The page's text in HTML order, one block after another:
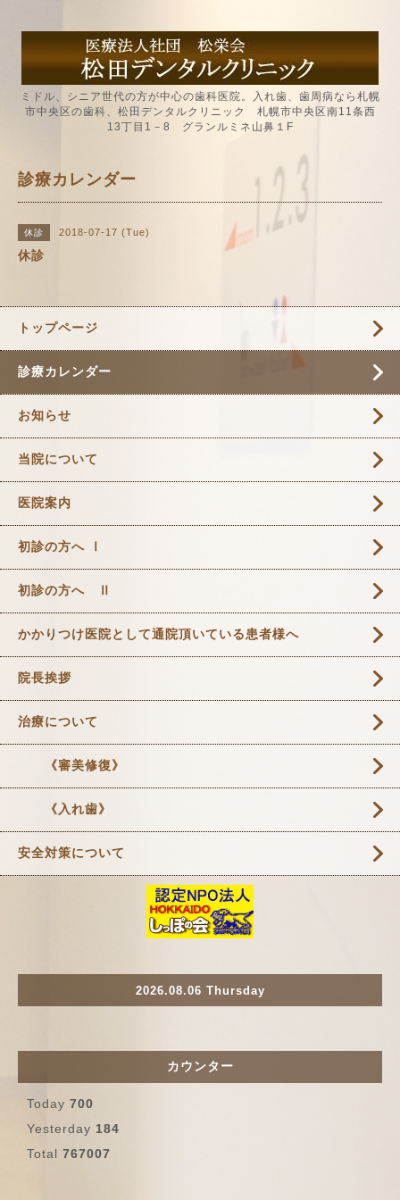
ミドル、シニア世代の方が中心の歯科医院。入れ歯、歯周病なら札幌
市中央区の歯科、松田デンタルクリニック 札幌市中央区南11条西
13丁目1－8 グランルミネ山鼻１F
診療カレンダー
休診 2018-07-17 (Tue)
休診
トップページ
診療カレンダー
お知らせ
当院について
医院案内
初診の方へ Ⅰ
初診の方へ Ⅱ
かかりつけ医院として通院頂いている患者様へ
院長挨拶
治療について
《審美修復》
《入れ歯》
安全対策について
2026.08.06 Thursday
カウンター
Today 700
Yesterday 184
Total 767007